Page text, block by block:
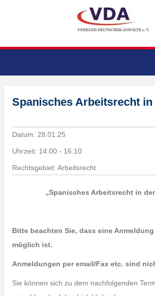
Spanisches Arbeitsrecht
Datum: 28.01.25
Uhrzeit: 14:00 - 16:10
Rechtsgebiet: Arbeitsrecht
„Spanisches Arbeitsrecht in
Bitte beachten Sie, dass eine
möglich ist.
Anmeldungen per email/Fax etc. sind
Sie können sich zu dem nachfolgenden